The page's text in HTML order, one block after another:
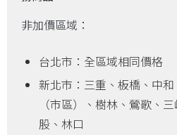
非加價區域：
台北市：全區域相同價格
新北市：三重、板橋、中
（市區）、樹林、鶯歌、
股、林口